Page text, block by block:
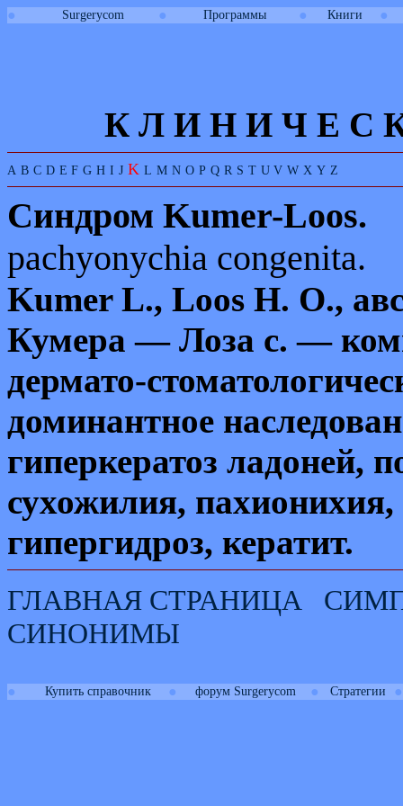
● Surgerycom ● Программы ● Книги ●
К Л И Н И Ч Е С
A B C D E F G H I J K L M N O P Q R S T U V W X Y Z
Синдром Kumer-Loos.
pachyonychia congenita.
Kumer L., Loos H. О.,
Кумера — Лоза с. —
дермато-
доминантное
гиперкератоз ладоней,
сухожилия,
гипергидроз, кератит.
ГЛАВНАЯ СТРАНИЦА
СИНОНИМЫ
● Купить справочник ● форум Surgerycom ● Стратегии ●